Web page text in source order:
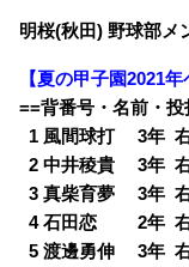
明桜(秋田) 野球部メ
【夏の甲子園2021
==背番号・名前・
1 風間球打 3年
02 中井稜貴 3年
03 真柴育夢 3年
04 石田恋 2年 右
05 渡邊勇伸 3年